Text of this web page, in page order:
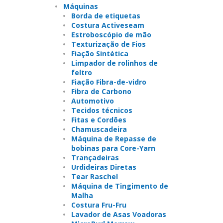
Máquinas
Borda de etiquetas
Costura Activeseam
Estroboscópio de mão
Texturização de Fios
Fiação Sintética
Limpador de rolinhos de
feltro
Fiação Fibra-de-vidro
Fibra de Carbono
Automotivo
Tecidos técnicos
Fitas e Cordões
Chamuscadeira
Máquina de Repasse de
bobinas para Core-Yarn
Trançadeiras
Urdideiras Diretas
Tear Raschel
Máquina de Tingimento de
Malha
Costura Fru-Fru
Lavador de Asas Voadoras